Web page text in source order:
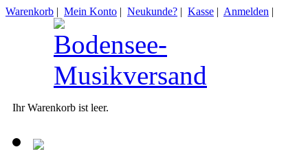
Warenkorb | Mein Konto | Neukunde? | Kasse | Anmelden |
Ihr Warenkorb ist leer.